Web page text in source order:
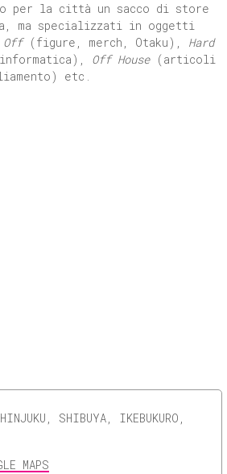
per la città un sacco di store
ma specializzati in oggetti
Off(figure, merch, Otaku), Hard
Off House(articoli
etc.
SHIBUYA, IKEBUKURO,
MAPS